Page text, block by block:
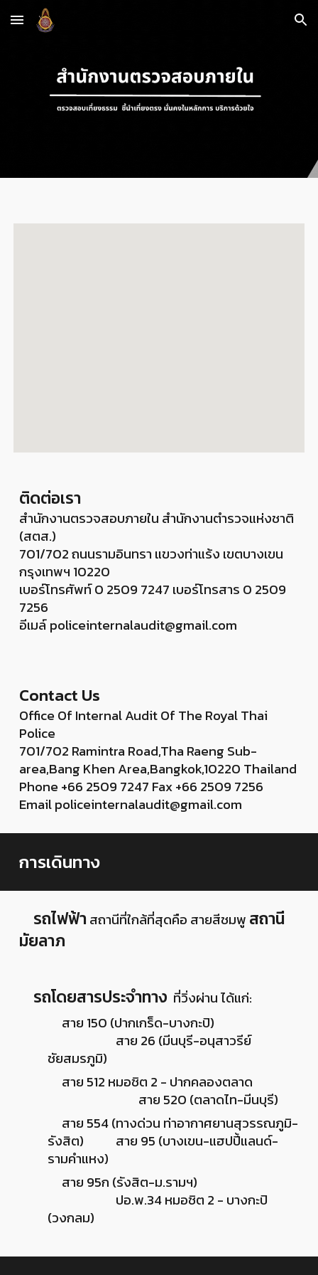
Skip to main content Skip to navigation
ติดต่อเรา
สำนักงานตรวจสอบภายใน สำนักงานตำรวจแห่งชาติ
(สตส.)
701/702 ถนนรามอินทรา แขวงท่าแร้ง เขตบางเขน
กรุงเทพฯ 10220
เบอร์โทรศัพท์ 0 2509 7247 เบอร์โทรสาร 0 2509
7256
อีเมล์ policeinternalaudit@gmail.com
Contact Us
Office Of Internal Audit Of The Royal Thai
Police
701/702 Ramintra Road,Tha Raeng Sub-
area,Bang Khen Area,Bangkok,10220 Thailand
Phone +66 2509 7247 Fax +66 2509 7256
Email policeinternalaudit@gmail.com
การเดินทาง
รถไฟฟ้า สถานีที่ใกล้ที่สุดคือ สายสีชมพู สถานี
มัยลาภ
รถโดยสารประจำทาง ที่วิ่งผ่าน ได้แก่:
สาย 150 (ปากเกร็ด-บางกะปิ)
สาย 26 (มีนบุรี-อนุสาวรีย์
ชัยสมรภูมิ)
สาย 512 หมอชิต 2 - ปากคลองตลาด
สาย 520 (ตลาดไท-มีนบุรี)
สาย 554 (ทางด่วน ท่าอากาศยานสุวรรณภูมิ-
รังสิต)
สาย 95 (บางเขน-แฮปปี้แลนด์-
รามคำแหง)
สาย 95ก (รังสิต-ม.รามฯ)
ปอ.พ.34 หมอชิต 2 - บางกะปิ
(วงกลม)